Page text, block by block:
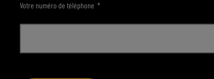
Votre numéro de téléphone *